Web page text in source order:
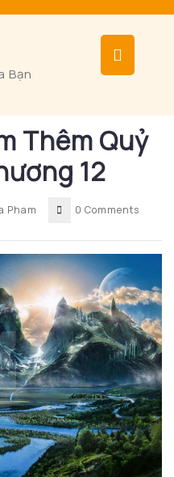
Bạn
Thêm Quỷ
12
Pham 0 Comments